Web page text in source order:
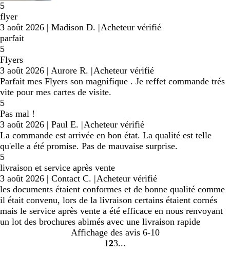
5
flyer
3 août 2026 | Madison D. |Acheteur vérifié
parfait
5
Flyers
3 août 2026 | Aurore R. |Acheteur vérifié
Parfait mes Flyers son magnifique . Je reffet commande trés
vite pour mes cartes de visite.
5
Pas mal !
3 août 2026 | Paul E. |Acheteur vérifié
La commande est arrivée en bon état. La qualité est telle
qu'elle a été promise. Pas de mauvaise surprise.
5
livraison et service après vente
3 août 2026 | Contact C. |Acheteur vérifié
les documents étaient conformes et de bonne qualité comme
il était convenu, lors de la livraison certains étaient cornés
mais le service après vente a été efficace en nous renvoyant
un lot des brochures abimés avec une livraison rapide
Affichage des avis 6-10
Accéder
1 Accéder
2Accéder
3